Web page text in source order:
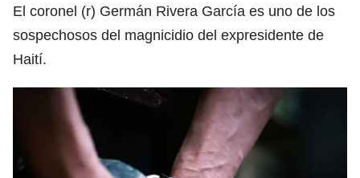
El coronel (r) Germán Rivera García es uno de los
sospechosos del magnicidio del expresidente de
Haití.